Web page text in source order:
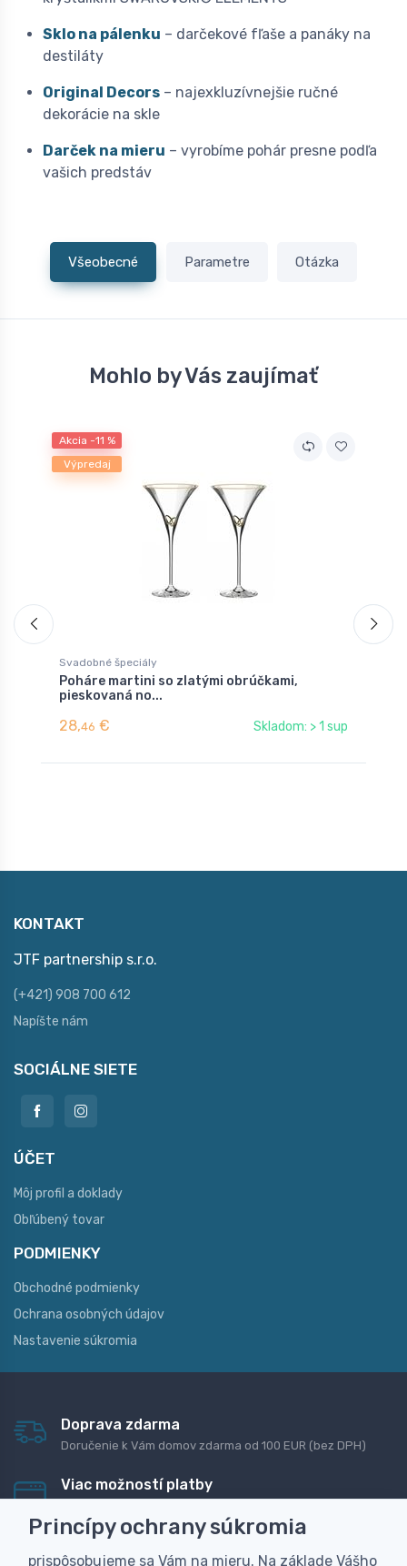
Sklo na pálenku – darčekové fľaše a panáky na
destiláty
Original Decors – najexkluzívnejšie ručné
dekorácie na skle
Darček na mieru – vyrobíme pohár presne podľa
vašich predstáv
Všeobecné Parametre Otázka
Mohlo by Vás zaujímať
Akcia -11 %
Výpredaj
Svadobné špeciály
Poháre martini so zlatými obrúčkami,
pieskovaná no...
28,46 € Skladom: > 1 sup
KONTAKT
JTF partnership s.r.o.
(+421) 908 700 612
Napíšte nám
SOCIÁLNE SIETE
ÚČET
Môj profil a doklady
Obľúbený tovar
PODMIENKY
Obchodné podmienky
Ochrana osobných údajov
Nastavenie súkromia
Doprava zdarma
Doručenie k Vám domov zdarma od 100 EUR (bez DPH)
Viac možností platby
dobierku
Personalizácia
Princípy ochrany súkromia
prispôsobujeme sa Vám na mieru. Na základe Vášho